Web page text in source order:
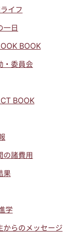
イフ
一日
BOOK
・委員会
BOOK
の諸費用
果
学
からのメッセージ